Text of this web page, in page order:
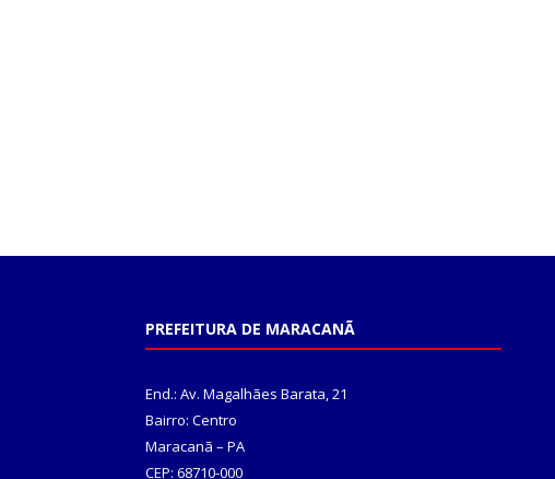
PREFEITURA DE MARACANÃ
End.: Av. Magalhães Barata, 21
Bairro: Centro
Maracanã – PA
CEP: 68710-000